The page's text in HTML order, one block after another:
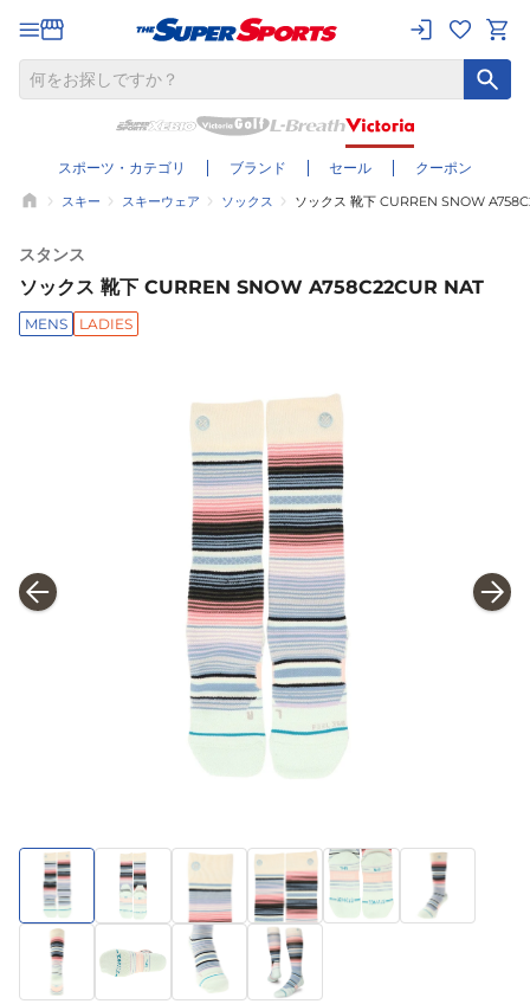
スポーツ・カテゴリ ブランド セール クーポン
スキー スキーウェア ソックス ソックス 靴下 CURREN SNOW
スタンス
ソックス 靴下 CURREN SNOW A758C22CUR NAT
MENS LADIES